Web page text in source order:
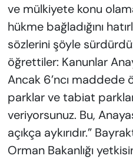
ve mülkiyete konu
hükme bağladığını
sözlerini şöyle
öğrettiler: Kanunlar
Ancak 6’ncı maddede
parklar ve tabiat
veriyorsunuz. Bu,
açıkça aykırıdır.”
Orman Bakanlığı